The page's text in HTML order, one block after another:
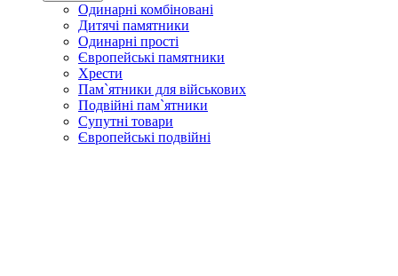
Одинарні комбіновані
Дитячі памятники
Одинарні прості
Європейські памятники
Хрести
Пам`ятники для військових
Подвійні пам`ятники
Супутні товари
Європейські подвійні